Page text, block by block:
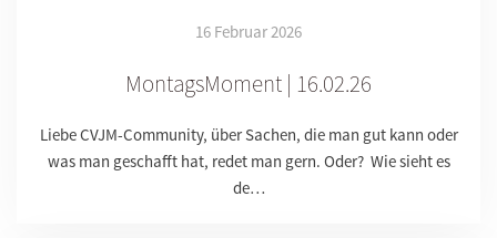
16 Februar 2026
MontagsMoment | 16.02.26
Liebe CVJM-Community, über Sachen, die man gut kann oder
was man geschafft hat, redet man gern. Oder? Wie sieht es
de…